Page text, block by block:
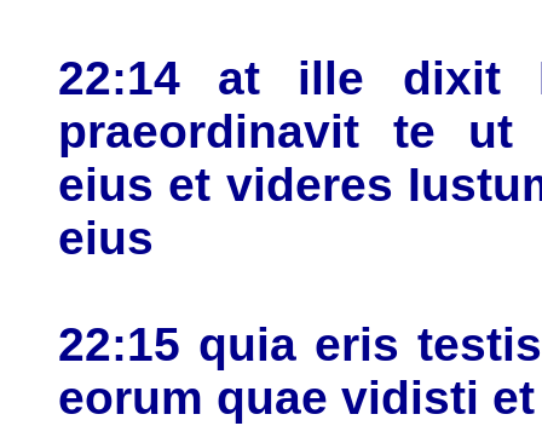
22:14 at ille dixit
praeordinavit te ut
eius et videres
eius
22:15 quia eris
eorum quae vidisti